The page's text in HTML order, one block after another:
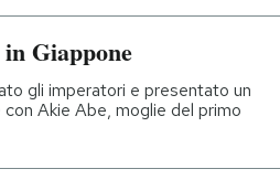
Giappone
gli imperatori e presentato un
Akie Abe, moglie del primo